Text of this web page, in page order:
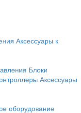
Аксессуары к
Блоки
Аксессуары
оборудование